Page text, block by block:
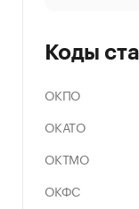
Коды
ОКПО
ОКАТО
ОКТМО
ОКФС